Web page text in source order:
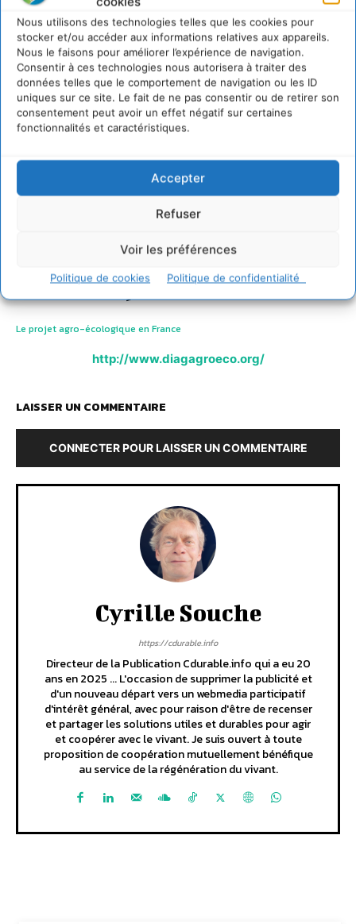
Nous utilisons des technologies telles que les cookies pour
stocker et/ou accéder aux informations relatives aux appareils.
Nous le faisons pour améliorer l’expérience de navigation.
Consentir à ces technologies nous autorisera à traiter des
données telles que le comportement de navigation ou les ID
uniques sur ce site. Le fait de ne pas consentir ou de retirer son
consentement peut avoir un effet négatif sur certaines
fonctionnalités et caractéristiques.
Accepter
Refuser
Voir les préférences
Politique de cookies Politique de confidentialité
Documents joints
Le projet agro-écologique en France
http://www.diagagroeco.org/
LAISSER UN COMMENTAIRE
CONNECTER POUR LAISSER UN COMMENTAIRE
Cyrille Souche
https://cdurable.info
Directeur de la Publication Cdurable.info qui a eu 20
ans en 2025 ... L'occasion de supprimer la publicité et
d'un nouveau départ vers un webmedia participatif
d'intérêt général, avec pour raison d'être de recenser
et partager les solutions utiles et durables pour agir
et coopérer avec le vivant. Je suis ouvert à toute
proposition de coopération mutuellement bénéfique
au service de la régénération du vivant.